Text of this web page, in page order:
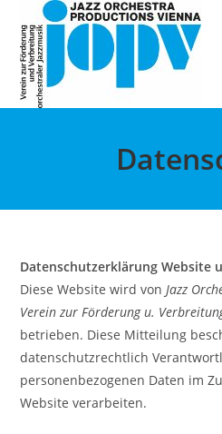
Inhalt
springen
Datenschutzerklärung Website
Diese Website wird vonJazz
Verein zur Förderung u.
betrieben. Diese Mitteilung
datenschutzrechtlich
personenbezogenen Daten im
Website verarbeiten.